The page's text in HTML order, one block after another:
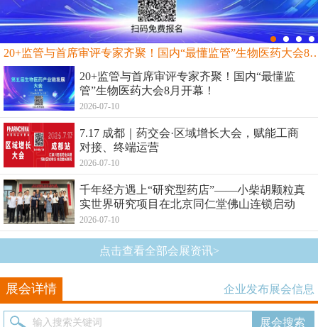
20+监管与首席审评专家齐聚！国内“最
20+监管与首席审评专家齐聚！国内“最懂监
管”生物医药大会8月开幕！
2026-07-10
7.17 成都｜药交会·区域增长大会，赋能工商
对接、终端运营
2026-07-10
千年经方遇上“研究型药店”——小柴胡颗粒真
实世界研究项目在北京同仁堂佛山连锁启动
2026-07-10
点击查看全部会展资讯>
展会详情 企业发布展会信息